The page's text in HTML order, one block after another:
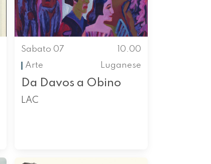
Sabato 07
10.00
Arte
Luganese
Da Davos a Obino
LAC